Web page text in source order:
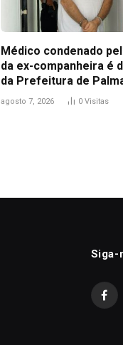
Médico condenado
da ex-companheira é
da Prefeitura de
agosto 7, 2026 0 Visitas
Siga-